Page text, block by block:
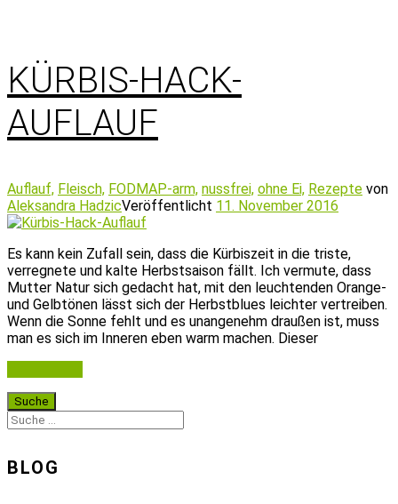
KÜRBIS-HACK-
AUFLAUF
Auflauf, Fleisch, FODMAP-arm, nussfrei, ohne Ei, Rezepte von
Aleksandra HadzicVeröffentlicht 11. November 2016
Es kann kein Zufall sein, dass die Kürbiszeit in die triste,
verregnete und kalte Herbstsaison fällt. Ich vermute, dass
Mutter Natur sich gedacht hat, mit den leuchtenden Orange-
und Gelbtönen lässt sich der Herbstblues leichter vertreiben.
Wenn die Sonne fehlt und es unangenehm draußen ist, muss
man es sich im Inneren eben warm machen. Dieser
BLOG